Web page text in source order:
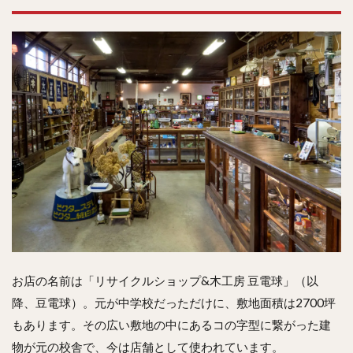
お店の名前は「リサイクルショップ&木工房 豆電球」（以
降、豆電球）。元が中学校だっただけに、敷地面積は2700坪
もあります。その広い敷地の中にあるコの字型に繋がった建
物が元の校舎で、今は店舗として使われています。